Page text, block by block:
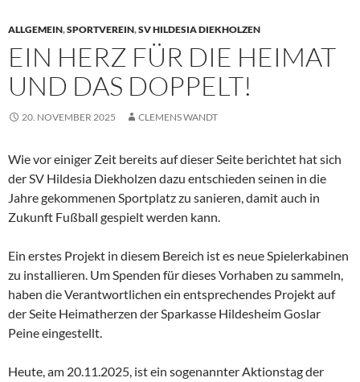
ALLGEMEIN,SPORTVEREIN,SV HILDESIA DIEKHOLZEN
EIN HERZ FÜR DIE HEIMAT
UND DAS DOPPELT!
20. NOVEMBER 2025 CLEMENS WANDT
Wie vor einiger Zeit bereits auf dieser Seite berichtet hat sich
der SV Hildesia Diekholzen dazu entschieden seinen in die
Jahre gekommenen Sportplatz zu sanieren, damit auch in
Zukunft Fußball gespielt werden kann.
Ein erstes Projekt in diesem Bereich ist es neue Spielerkabinen
zu installieren. Um Spenden für dieses Vorhaben zu sammeln,
haben die Verantwortlichen ein entsprechendes Projekt auf
der Seite Heimatherzen der Sparkasse Hildesheim Goslar
Peine eingestellt.
Heute, am 20.11.2025, ist ein sogenannter Aktionstag der